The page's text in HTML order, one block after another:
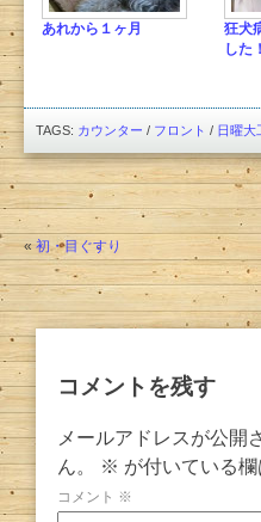
あれから１ヶ月
狂犬
した
TAGS: カウンター / フロント / 日曜大
«初・目ぐすり
コメントを残す
メールアドレスが公開
ん。
※ が付いている
コメント ※